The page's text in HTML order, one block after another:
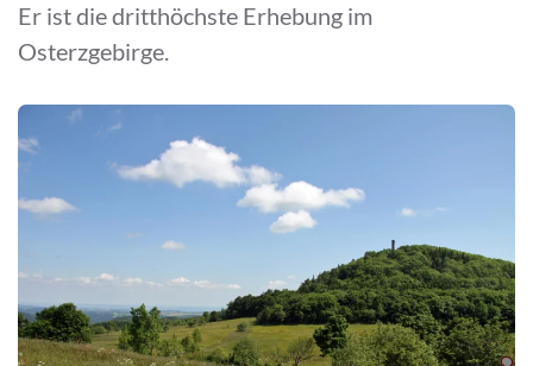
Er ist die dritthöchste Erhebung im
Osterzgebirge.